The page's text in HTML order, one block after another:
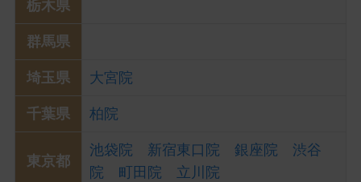
栃木県
群馬県
埼玉県 大宮院
千葉県 柏院
東京都
池袋院 新宿東口院 銀座院
渋谷
院
町田院 立川院